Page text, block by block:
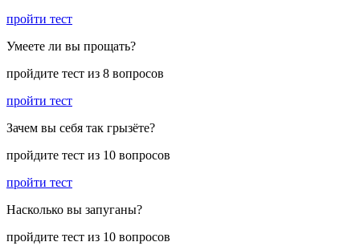
пройти тест
Умеете ли вы прощать?
пройдите тест из 8 вопросов
пройти тест
Зачем вы себя так грызёте?
пройдите тест из 10 вопросов
пройти тест
Насколько вы запуганы?
пройдите тест из 10 вопросов